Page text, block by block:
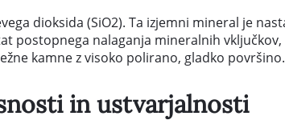
dioksida (SiO2). Ta izjemni mineral je
nalaganja mineralnih vključkov,
kamne z visoko polirano, gladko površino.
in ustvarjalnosti